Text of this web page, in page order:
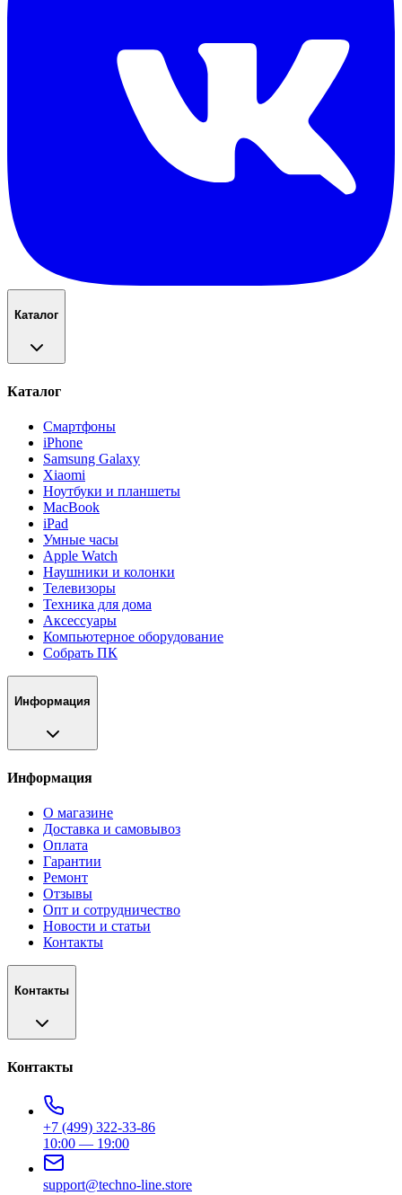
Каталог
Каталог
Смартфоны
iPhone
Samsung Galaxy
Xiaomi
Ноутбуки и планшеты
MacBook
iPad
Умные часы
Apple Watch
Наушники и колонки
Телевизоры
Техника для дома
Аксессуары
Компьютерное оборудование
Собрать ПК
Информация
Информация
О магазине
Доставка и самовывоз
Оплата
Гарантии
Ремонт
Отзывы
Опт и сотрудничество
Новости и статьи
Контакты
Контакты
Контакты
+7 (499) 322-33-86
10:00 — 19:00
support@techno-line.store